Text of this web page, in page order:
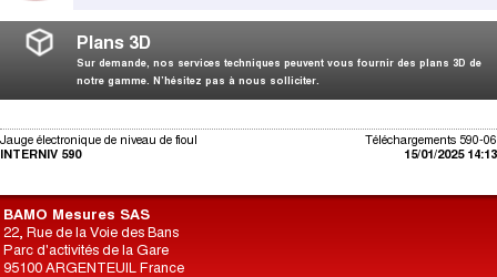
Plans 3D
Sur demande, nos services techniques peuvent vous fournir des plans 3D de
notre gamme. N’hésitez pas à nous solliciter.
Téléchargements 590-06
15/01/2025 14:13
Jauge électronique de niveau de fioul
INTERNIV 590
BAMO Mesures SAS
22, Rue de la Voie des Bans
Parc d'activités de la Gare
95100 ARGENTEUIL France